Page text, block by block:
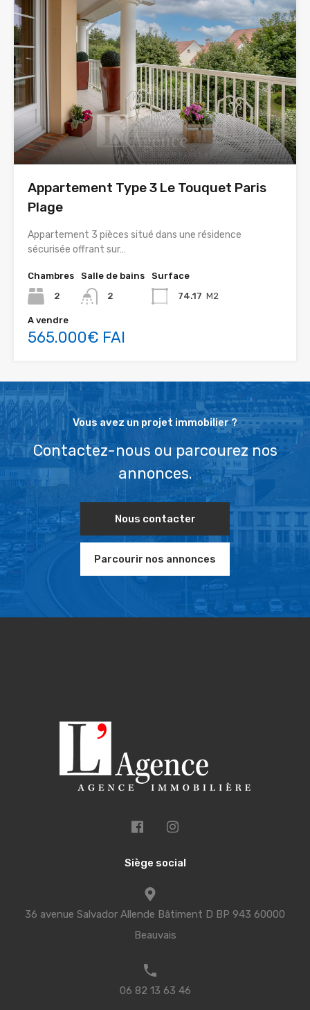
Appartement Type 3 Le Touquet Paris
Plage
Appartement 3 pièces situé dans une résidence
sécurisée offrant sur…
Chambres
2
Salle de bains
2
Surface
74.17 M2
A vendre
565.000€ FAI
Vous avez un projet immobilier ?
Contactez-nous ou parcourez nos
annonces.
Nous contacter
Parcourir nos annonces
Siège social
36 avenue Salvador Allende Bâtiment D BP 943 60000
Beauvais
06 82 13 63 46